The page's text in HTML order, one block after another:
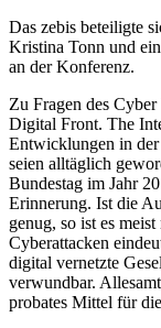
Das zebis beteiligte
Kristina Tonn und
an der Konferenz.
Zu Fragen des
Digital Front. The
Entwicklungen in
seien alltäglich
Bundestag im Jahr
Erinnerung. Ist die
genug, so ist es
Cyberattacken
digital vernetzte
verwundbar.
probates Mittel für